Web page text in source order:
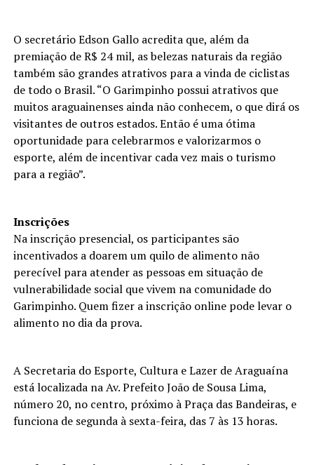
O secretário Edson Gallo acredita que, além da
premiação de R$ 24 mil, as belezas naturais da região
também são grandes atrativos para a vinda de ciclistas
de todo o Brasil. “O Garimpinho possui atrativos que
muitos araguainenses ainda não conhecem, o que dirá os
visitantes de outros estados. Então é uma ótima
oportunidade para celebrarmos e valorizarmos o
esporte, além de incentivar cada vez mais o turismo
para a região”.
Inscrições
Na inscrição presencial, os participantes são
incentivados a doarem um quilo de alimento não
perecível para atender as pessoas em situação de
vulnerabilidade social que vivem na comunidade do
Garimpinho. Quem fizer a inscrição online pode levar o
alimento no dia da prova.
A Secretaria do Esporte, Cultura e Lazer de Araguaína
está localizada na Av. Prefeito João de Sousa Lima,
número 20, no centro, próximo à Praça das Bandeiras, e
funciona de segunda à sexta-feira, das 7 às 13 horas.